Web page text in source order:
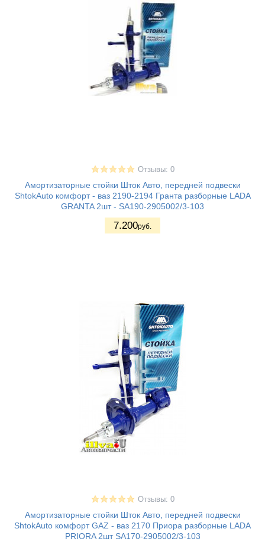
Отзывы: 0
Амортизаторные стойки Шток Авто, передней подвески
ShtokAuto комфорт - ваз 2190-2194 Гранта разборные LADA
GRANTA 2шт - SA190-2905002/3-103
7.200руб.
Отзывы: 0
Амортизаторные стойки Шток Авто, передней подвески
ShtokAuto комфорт GAZ - ваз 2170 Приора разборные LADA
PRIORA 2шт SA170-2905002/3-103